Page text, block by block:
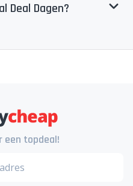
Deal Dagen?
een topdeal!